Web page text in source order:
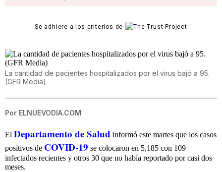
Se adhiere a los criterios de
La cantidad de pacientes hospitalizados por el virus bajó a 95.
(GFR Media)
Por ELNUEVODIA.COM
El Departamento de Salud informó este martes que los casos
positivos de COVID-19 se colocaron en 5,185 con 109
infectados recientes y otros 30 que no había reportado por casi dos
meses.